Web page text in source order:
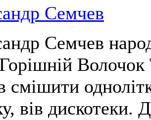
Семчев
Семчев
Волочок
смішити
вів дискотеки.